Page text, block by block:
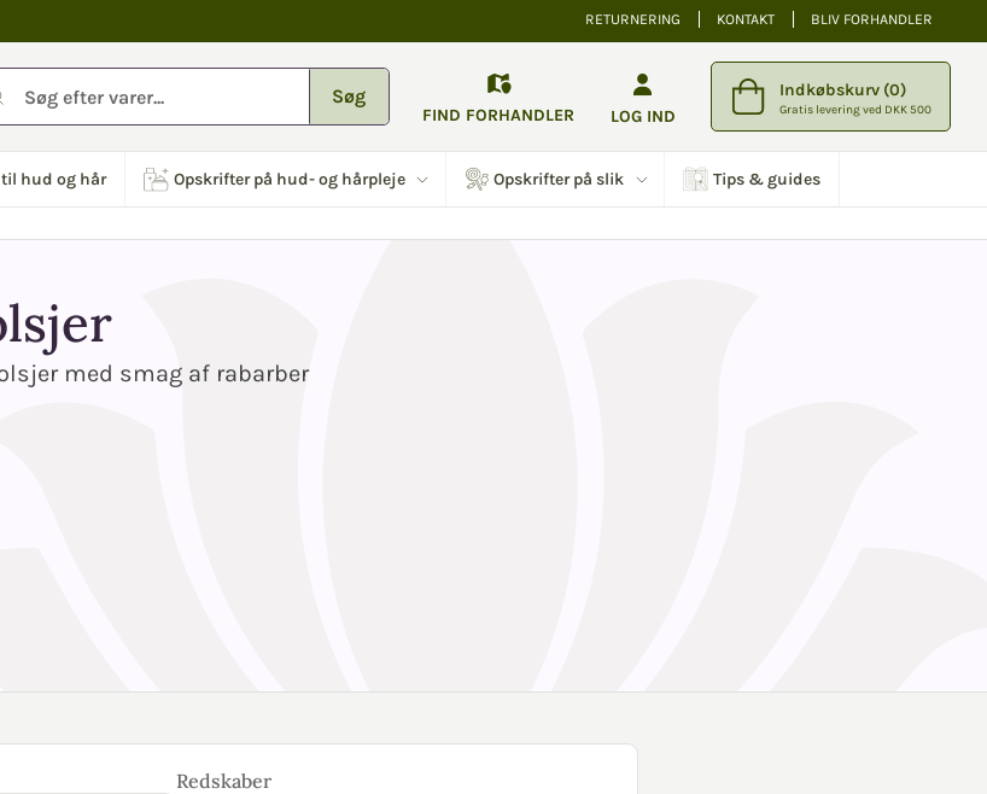
RETURNERING KONTAKT BLIV FORHANDLER
Søg
FIND FORHANDLER LOG IND
Indkøbskurv (0)
Gratis levering ved DKK 500
til hud og hår Opskrifter på hud- og hårpleje Opskrifter på slik Tips & guides
med smag af rabarber
Redskaber